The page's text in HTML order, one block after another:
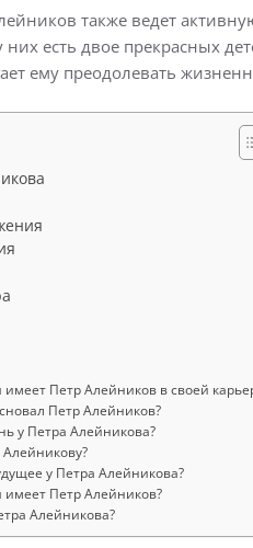
также ведет
них есть двое прекрасных
ему преодолевать
Петр Алейников в своей
Петр Алейников?
у Петра Алейникова?
Алейникову?
у Петра Алейникова?
имеет Петр Алейников?
Алейникова?